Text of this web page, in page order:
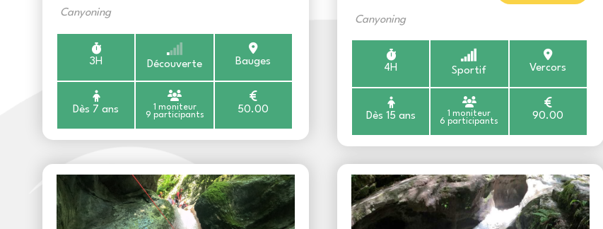
Canyoning
3H Découverte Bauges
Dès 7 ans
1 moniteur
9 participants
50.00
Canyoning
4H Sportif Vercors
Dès 15 ans
1 moniteur
6 participants
90.00